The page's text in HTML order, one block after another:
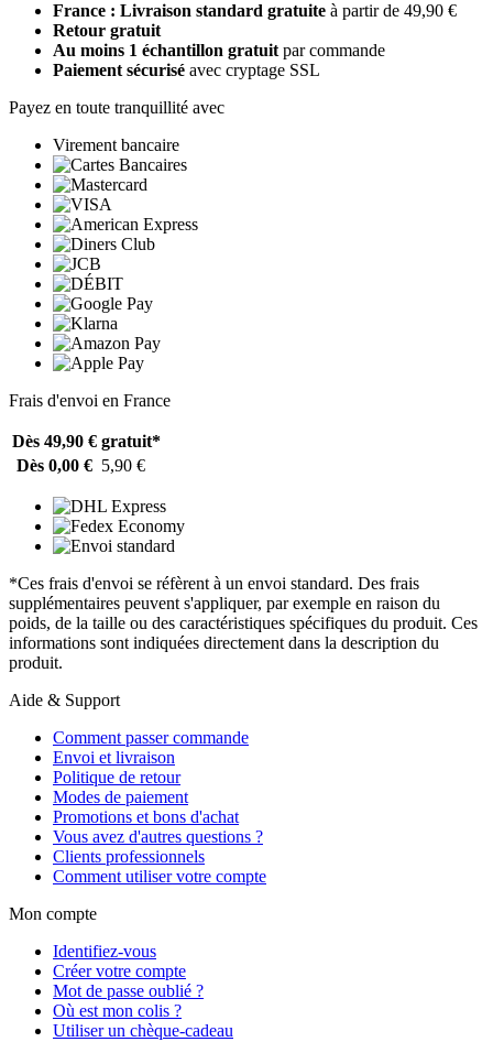
France : Livraison standard gratuite à partir de 49,90 €
Retour gratuit
Au moins 1 échantillon gratuit par commande
Paiement sécurisé avec cryptage SSL
Payez en toute tranquillité avec
Virement bancaire
Frais d'envoi en France
Dès 49,90 € gratuit*
Dès 0,00 € 5,90 €
*Ces frais d'envoi se réfèrent à un envoi standard. Des frais
supplémentaires peuvent s'appliquer, par exemple en raison du
poids, de la taille ou des caractéristiques spécifiques du produit. Ces
informations sont indiquées directement dans la description du
produit.
Aide & Support
Comment passer commande
Envoi et livraison
Politique de retour
Modes de paiement
Promotions et bons d'achat
Vous avez d'autres questions ?
Clients professionnels
Comment utiliser votre compte
Mon compte
Identifiez-vous
Créer votre compte
Mot de passe oublié ?
Où est mon colis ?
Utiliser un chèque-cadeau